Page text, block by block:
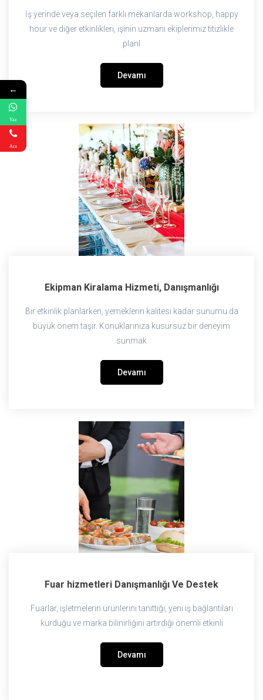
İş yerinde veya seçilen farklı mekanlarda workshop, happy
hour ve diğer etkinlikleri, işinin uzmanı ekiplerimiz titizlikle
planl
Devamı
Ekipman Kiralama Hizmeti, Danışmanlığı
Bir etkinlik planlarken, yemeklerin kalitesi kadar sunumu da
büyük önem taşır. Konuklarınıza kusursuz bir deneyim
sunmak
Devamı
Fuar hizmetleri Danışmanlığı Ve Destek
Fuarlar, işletmelerin ürünlerini tanıttığı, yeni iş bağlantıları
kurduğu ve marka bilinirliğini artırdığı önemli etkinli
Devamı
←
Yaz
Ara